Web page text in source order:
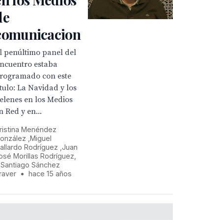
penúltimo panel del
estaba
con este
La Navidad y los
en los Medios
Red y en...
Menéndez
,Miguel
Rodríguez ,Juan
Morillas Rodríguez,
Sánchez
• hace 15 años